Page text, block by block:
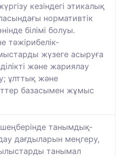
кезіндегі этикалық
нормативтік
білімі болуы.
тәжірибелік-
жүзеге асыруға
және жариялау
ұлттық және
базасымен жұмыс
шеңберінде танымдық-
дағдыларын меңгеру,
танымал